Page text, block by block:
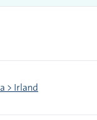
> Irland